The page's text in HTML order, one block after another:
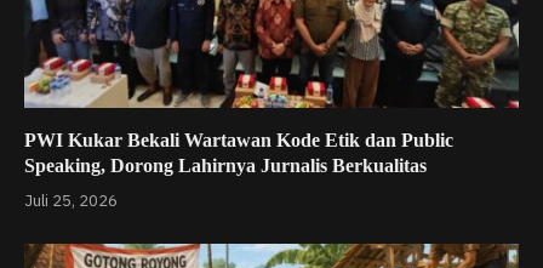
PWI Kukar Bekali Wartawan Kode Etik dan Public
Speaking, Dorong Lahirnya Jurnalis Berkualitas
Juli 25, 2026